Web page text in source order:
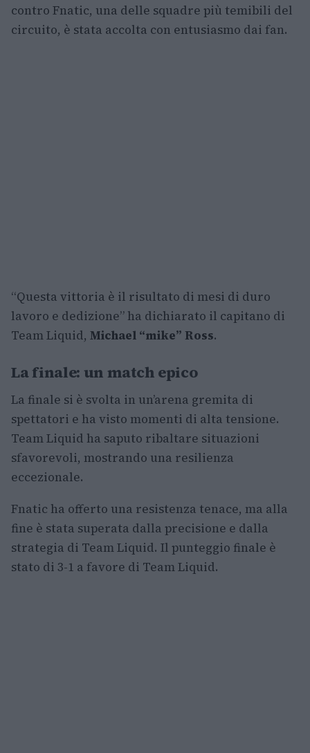
contro Fnatic, una delle squadre più temibili del
circuito, è stata accolta con entusiasmo dai fan.
“Questa vittoria è il risultato di mesi di duro
lavoro e dedizione” ha dichiarato il capitano di
Team Liquid, Michael “mike” Ross.
La finale: un match epico
La finale si è svolta in un’arena gremita di
spettatori e ha visto momenti di alta tensione.
Team Liquid ha saputo ribaltare situazioni
sfavorevoli, mostrando una resilienza
eccezionale.
Fnatic ha offerto una resistenza tenace, ma alla
fine è stata superata dalla precisione e dalla
strategia di Team Liquid. Il punteggio finale è
stato di 3-1 a favore di Team Liquid.